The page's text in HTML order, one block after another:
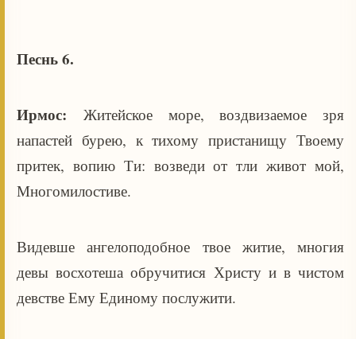
Песнь 6.
Ирмос: Житейское море, воздвизаемое зря
напастей бурею, к тихому пристанищу Твоему
притек, вопию Ти: возведи от тли живот мой,
Многомилостиве.
Видевше ангелоподобное твое житие, многия
девы восхотеша обручитися Христу и в чистом
девстве Ему Единому послужити.